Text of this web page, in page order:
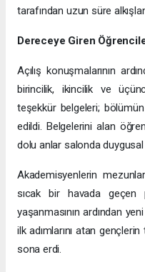
tarafından uzun süre
Dereceye Giren
Açılış konuşmalarının
birincilik, ikincilik ve
teşekkür belgeleri;
edildi. Belgelerini alan
dolu anlar salonda
Akademisyenlerin
sıcak bir havada geçen
yaşanmasının ardından
ilk adımlarını atan
sona erdi.